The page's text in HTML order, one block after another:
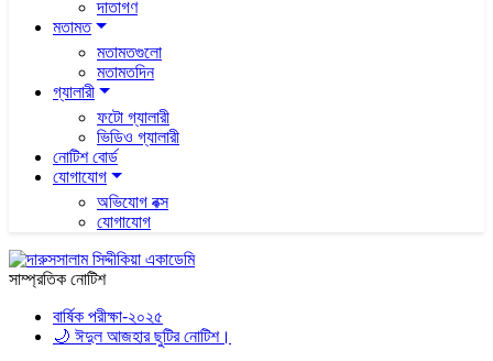
দাতাগণ
মতামত
মতামতগুলো
মতামতদিন
গ্যালারী
ফটো গ্যালারী
ভিডিও গ্যালারী
নোটিশ বোর্ড
যোগাযোগ
অভিযোগ বক্স
যোগাযোগ
সাম্প্রতিক নোটিশ
বার্ষিক পরীক্ষা-২০২৫
🌙 ঈদুল আজহার ছুটির নোটিশ।